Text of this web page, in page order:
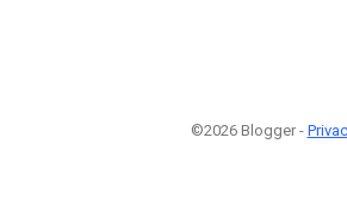
©2026 Blogger -